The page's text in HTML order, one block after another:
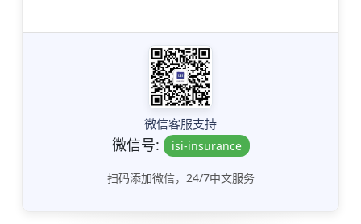
微信客服支持
微信号: isi-insurance
扫码添加微信，24/7中文服务